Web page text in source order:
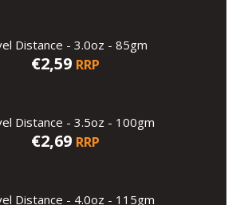
Distance - 3.0oz - 85gm
€2,59 RRP
Distance - 3.5oz - 100gm
€2,69 RRP
Distance - 4.0oz - 115gm